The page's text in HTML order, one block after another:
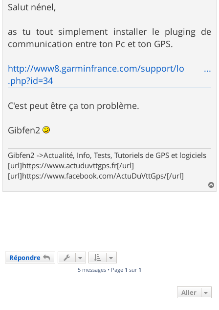
s
s
g
e
Salut nénel,
as tu tout simplement installer le pluging de
communication entre ton Pc et ton GPS.
http://www8.garminfrance.com/support/lo ...
.php?id=34
C'est peut être ça ton problème.
Gibfen2
Gibfen2 ->Actualité, Info, Tests, Tutoriels de GPS et logiciels
[url]https://www.actuduvttgps.fr[/url]
[url]https://www.facebook.com/ActuDuVttGps/[/url]
a
Répondre
5 messages • Page 1 sur 1
Aller